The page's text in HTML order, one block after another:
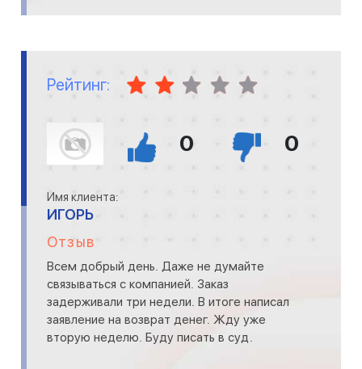
Рейтинг:
0 0
Имя клиента:
ИГОРЬ
Отзыв
Всем добрый день. Даже не думайте
связываться с компанией. Заказ
задерживали три недели. В итоге написал
заявление на возврат денег. Жду уже
вторую неделю. Буду писать в суд.